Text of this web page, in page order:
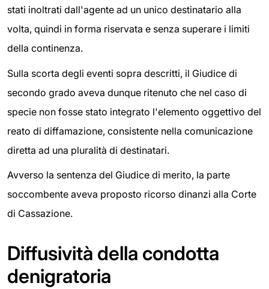
stati inoltrati dall'agente ad un unico destinatario alla
volta, quindi in forma riservata e senza superare i limiti
della continenza.
Sulla scorta degli eventi sopra descritti, il Giudice di
secondo grado aveva dunque ritenuto che nel caso di
specie non fosse stato integrato l'elemento oggettivo del
reato di diffamazione, consistente nella comunicazione
diretta ad una pluralità di destinatari.
Avverso la sentenza del Giudice di merito, la parte
soccombente aveva proposto ricorso dinanzi alla Corte
di Cassazione.
Diffusività della condotta
denigratoria